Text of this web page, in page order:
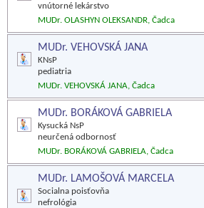
vnútorné lekárstvo
MUDr. OLASHYN OLEKSANDR, Čadca
MUDr. VEHOVSKÁ JANA
KNsP
pediatria
MUDr. VEHOVSKÁ JANA, Čadca
MUDr. BORÁKOVÁ GABRIELA
Kysucká NsP
neurčená odbornosť
MUDr. BORÁKOVÁ GABRIELA, Čadca
MUDr. LAMOŠOVÁ MARCELA
Socialna poisťovňa
nefrológia